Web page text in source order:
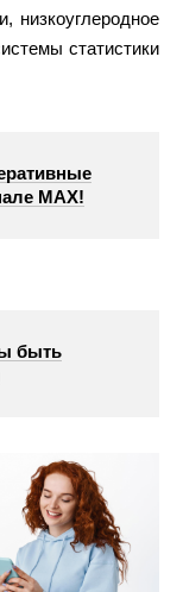
низкоуглеродное
статистики
МАХ!
быть